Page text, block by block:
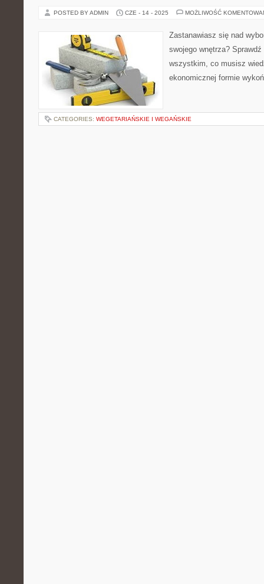
POSTED BY ADMIN CZE - 14 - 2025 MOŻLIWOŚĆ
Zastanawiasz się nad
swojego wnętrza?
wszystkim, co musisz
ekonomicznej formie
CATEGORIES: WEGETARIAŃSKIE I WEGAŃSKIE